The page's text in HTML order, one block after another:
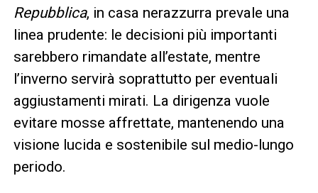
Repubblica, in casa nerazzurra prevale una
linea prudente: le decisioni più importanti
sarebbero rimandate all’estate, mentre
l’inverno servirà soprattutto per eventuali
aggiustamenti mirati. La dirigenza vuole
evitare mosse affrettate, mantenendo una
visione lucida e sostenibile sul medio-lungo
periodo.